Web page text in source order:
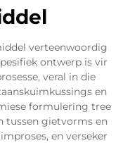
verteenwoordig
ontwerp is vir
veral in die
en
formulering tree
tussen gietvorms en
en verseker